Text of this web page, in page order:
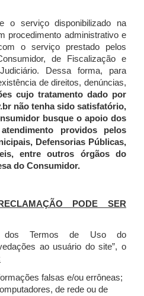
o serviço disponibilizado na
procedimento administrativo e
o serviço prestado pelos
de Fiscalização e
Dessa forma, para
de direitos, denúncias,
cujo tratamento dado por
não tenha sido satisfatório,
busque o apoio dos
providos pelos
Defensorias Públicas,
entre outros órgãos do
do Consumidor.
PODE SER
Termos de Uso do
ao usuário do site”, o
falsas e/ou errôneas;
de rede ou de